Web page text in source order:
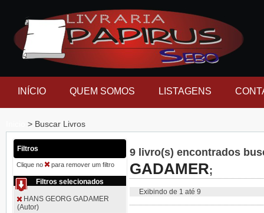
INÍCIO QUEM SOMOS LISTAGENS
> Buscar Livros
Filtros
Clique no para remover um filtro
Filtros selecionados
HANS GEORG GADAMER
(Autor)
9 livro(s) encontrados
GADAMER;
Exibindo de 1 até 9